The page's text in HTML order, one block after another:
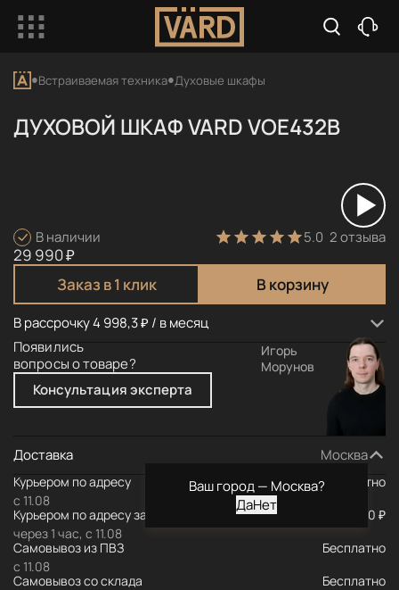
Встраиваемая техника Духовые шкафы
ДУХОВОЙ ШКАФ VARD VOE432B
В наличии 5.0 2 отзыва
29 990 ₽
Заказ в 1 клик
В корзину
В рассрочку 4 998,3 ₽ / в месяц
Появились
вопросы о товаре?
Консультация эксперта
Игорь
Морунов
Доставка
Москва
Ваш город — Москва?
Курьером по адресу
с 11.08
Бесплатно
Курьером по адресу за МКАД
через 1 час, с 11.08
590 ₽
Самовывоз из ПВЗ
с 11.08
Бесплатно
Самовывоз со склада
Бесплатно